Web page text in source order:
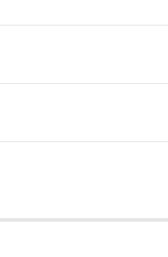
スマートキー
アルミホイール